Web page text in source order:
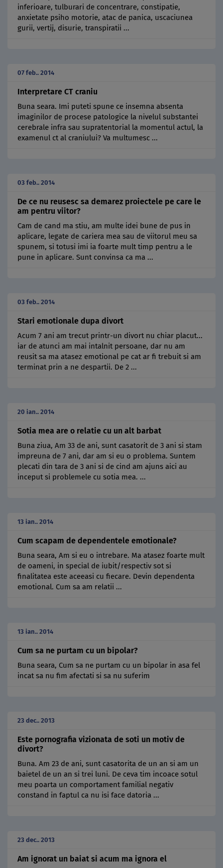
inferioare, tulburari de concentrare, constipatie,
anxietate psiho motorie, atac de panica, uscaciunea
gurii, vertij, disurie, transpiratii ...
07 feb.. 2014
Interpretare CT craniu
Buna seara. Imi puteti spune ce insemna absenta
imaginilor de procese patologice la nivelul substantei
cerebrale infra sau supratentorial la momentul actul, la
examenul ct al craniului? Va multumesc ...
03 feb.. 2014
De ce nu reusesc sa demarez proiectele pe care le
am pentru viitor?
Cam de cand ma stiu, am multe idei bune de pus in
aplicare, legate de cariera mea sau de viitorul meu sa
spunem, si totusi imi ia foarte mult timp pentru a le
pune in aplicare. Sunt convinsa ca ma ...
03 feb.. 2014
Stari emotionale dupa divort
Acum 7 ani am trecut printr-un divort nu chiar placut...
iar de atunci am mai intalnit persoane, dar nu am
reusit sa ma atasez emotional pe cat ar fi trebuit si am
terminat prin a ne despartii. De 2 ...
20 ian.. 2014
Sotia mea are o relatie cu un alt barbat
Buna ziua, Am 33 de ani, sunt casatorit de 3 ani si stam
impreuna de 7 ani, dar am si eu o problema. Suntem
plecati din tara de 3 ani si de cind am ajuns aici au
inceput si problemele cu sotia mea. ...
13 ian.. 2014
Cum scapam de dependentele emotionale?
Buna seara, Am si eu o intrebare. Ma atasez foarte mult
de oameni, in special de iubit/respectiv sot si
finalitatea este aceeasi cu fiecare. Devin dependenta
emotional. Cum sa am relatii ...
13 ian.. 2014
Cum sa ne purtam cu un bipolar?
Buna seara, Cum sa ne purtam cu un bipolar in asa fel
incat sa nu fim afectati si sa nu suferim
23 dec.. 2013
Este pornografia vizionata de soti un motiv de
divort?
Buna. Am 23 de ani, sunt casatorita de un an si am un
baietel de un an si trei luni. De ceva tim incoace sotul
meu poarta un comportament familial negativ
constand in faptul ca nu isi face datoria ...
23 dec.. 2013
Am ignorat un baiat si acum ma ignora el